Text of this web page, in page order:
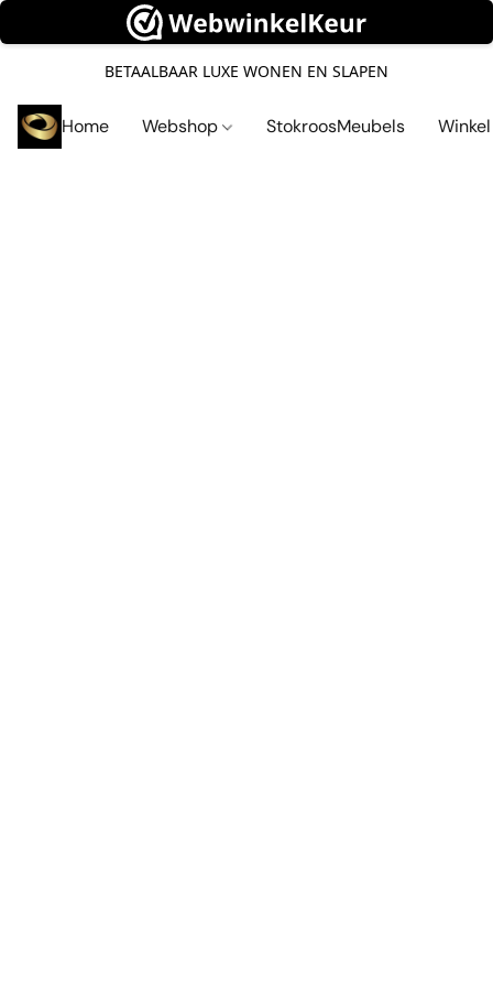
BETAALBAAR LUXE WONEN EN SLAPEN
Home Webshop StokroosMeubels